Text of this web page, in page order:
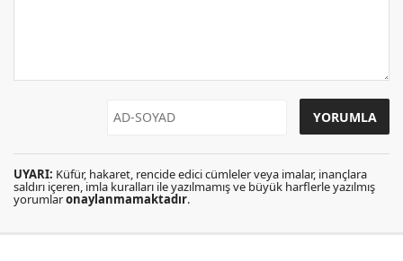
UYARI: Küfür, hakaret, rencide edici cümleler veya imalar, inançlara
saldırı içeren, imla kuralları ile yazılmamış ve büyük harflerle yazılmış
yorumlaronaylanmamaktadır.